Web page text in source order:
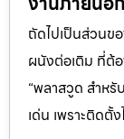
ถัดไปเป็นส่วนข
ผนังต่อเติม ที่ต้
“พลาสวูด สำห
เด่น เพราะติดตั้